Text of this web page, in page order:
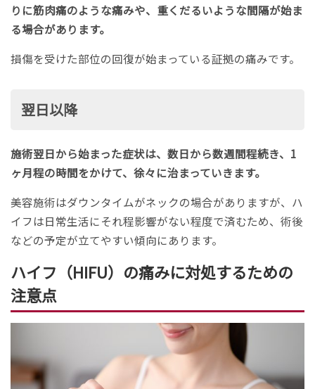
りに筋肉痛のような痛みや、重くだるいような間隔が始ま
る場合があります。
損傷を受けた部位の回復が始まっている証拠の痛みです。
翌日以降
施術翌日から始まった症状は、数日から数週間程続き、1
ヶ月程の時間をかけて、徐々に治まっていきます。
美容施術はダウンタイムがネックの場合がありますが、ハ
イフは日常生活にそれ程影響がない程度で済むため、術後
などの予定が立てやすい傾向にあります。
ハイフ（HIFU）の痛みに対処するための
注意点